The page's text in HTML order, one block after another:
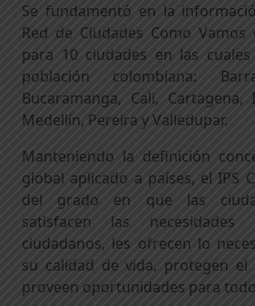
Se fundamentó en la
Red de Ciudades Como
para 10 ciudades en las
población colombiana:
Bucaramanga, Cali, Cartagena,
Medellín, Pereira y Valledupar.
Manteniendo la definición
global aplicado a países, el IPS
del grado en que las
satisfacen las
ciudadanos, les ofrecen lo
su calidad de vida, protegen
proveen oportunidades para